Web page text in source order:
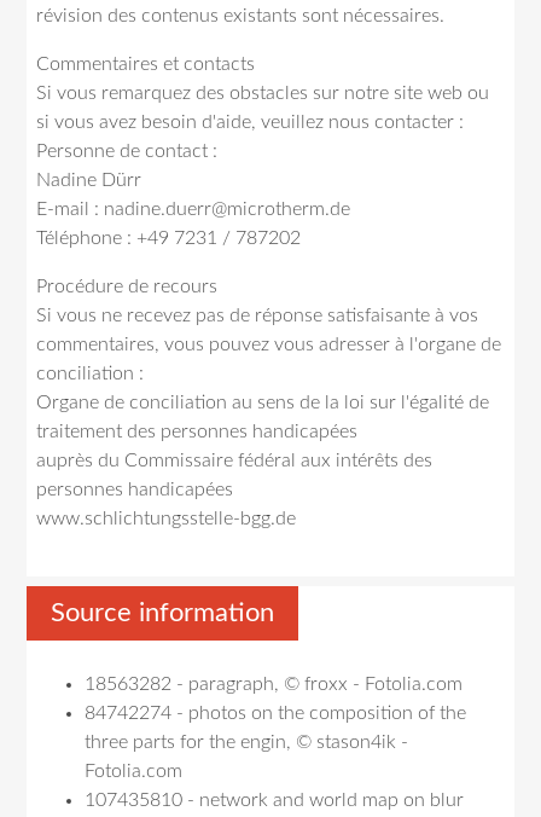
révision des contenus existants sont nécessaires.
Commentaires et contacts
Si vous remarquez des obstacles sur notre site web ou
si vous avez besoin d'aide, veuillez nous contacter :
Personne de contact :
Nadine Dürr
E-mail : nadine.duerr@microtherm.de
Téléphone : +49 7231 / 787202
Procédure de recours
Si vous ne recevez pas de réponse satisfaisante à vos
commentaires, vous pouvez vous adresser à l'organe de
conciliation :
Organe de conciliation au sens de la loi sur l'égalité de
traitement des personnes handicapées
auprès du Commissaire fédéral aux intérêts des
personnes handicapées
www.schlichtungsstelle-bgg.de
Source information
18563282 - paragraph, © froxx - Fotolia.com
84742274 - photos on the composition of the
three parts for the engin, © stason4ik -
Fotolia.com
107435810 - network and world map on blur